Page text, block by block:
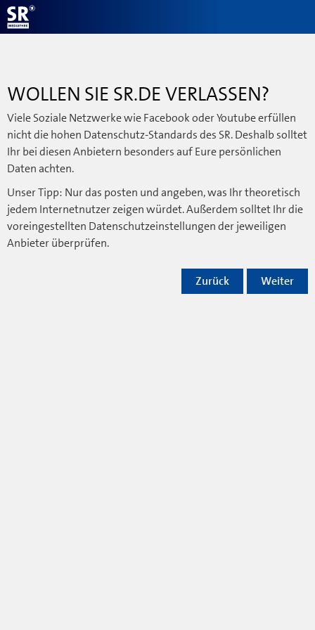
WOLLEN SIE SR.DE VERLASSEN?
Viele Soziale Netzwerke wie Facebook oder Youtube erfüllen
nicht die hohen Datenschutz-Standards des SR. Deshalb solltet
Ihr bei diesen Anbietern besonders auf Eure persönlichen
Daten achten.
Unser Tipp: Nur das posten und angeben, was Ihr theoretisch
jedem Internetnutzer zeigen würdet. Außerdem solltet Ihr die
voreingestellten Datenschutzeinstellungen der jeweiligen
Anbieter überprüfen.
Weiter
Zurück